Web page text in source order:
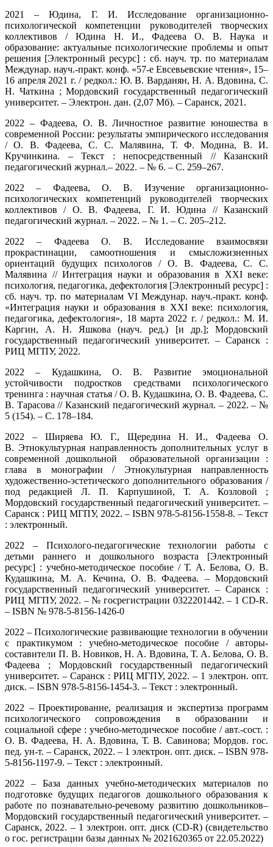
2021 – Юдина, Г. И. Исследование организационно-
психологической компетенции руководителей творческих
коллективов / Юдина Н. И., Фадеева О. В. Наука и
образование: актуальные психологические проблемы и опыт
решения [Электронный ресурс] : сб. науч. тр. по материалам
Междунар. науч.-практ. конф. «57-е Евсевьевские чтения», 15–
16 апреля 2021 г. / редкол.: Ю. В. Варданян, Н. А. Вдовина, С.
Н. Чаткина ; Мордовский государственный педагогический
университет. – Электрон. дан. (2,07 Мб). – Саранск, 2021.
2022 – Фадеева, О. В. Личностное развитие юношества в
современной России: результаты эмпирического исследования
/ О. В. Фадеева, С. С. Малявина, Т. Ф. Модина, В. И.
Кручинкина. – Текст : непосредственный // Казанский
педагогический журнал.– 2022. – № 6. – С. 259–267.
2022 – Фадеева, О. В. Изучение организационно-
психологических компетенций руководителей творческих
коллективов / О. В. Фадеева, Г. И. Юдина // Казанский
педагогический журнал. – 2022. – № 1. – С. 205–212.
2022 – Фадеева О. В. Исследование взаимосвязи
прокрастинации, самоотношения и смысложизненных
ориентаций будущих психологов / О. В. Фадеева, С. С.
Малявина // Интеграция науки и образования в XXI веке:
психология, педагогика, дефектология [Электронный ресурс] :
сб. науч. тр. по материалам VI Междунар. науч.-практ. конф.
«Интеграция науки и образования в XXI веке: психология,
педагогика, дефектология», 18 марта 2022 г. / редкол.: М. И.
Каргин, А. Н. Яшкова (науч. ред.) [и др.]; Мордовский
государственный педагогический университет. – Саранск :
РИЦ МГПУ, 2022.
2022 – Кудашкина, О. В. Развитие эмоциональной
устойчивости подростков средствами психологического
тренинга : научная статья / О. В. Кудашкина, О. В. Фадеева, С.
В. Тарасова // Казанский педагогический журнал. – 2022. – №
5 (154). – С. 178–184.
2022 – Ширяева Ю. Г., Щередина Н. И., Фадеева О.
В. Этнокультурная направленность дополнительных услуг в
современной дошкольной образовательной организации :
глава в монографии / Этнокультурная направленность
художественно-эстетического дополнительного образования /
под редакцией Л. П. Карпушиной, Т. А. Козловой ;
Мордовский государственный педагогический университет. –
Саранск : РИЦ МГПУ, 2022. – ISBN 978-5-8156-1558-8. – Текст
: электронный.
2022 – Психолого-педагогические технологии работы с
детьми раннего и дошкольного возраста [Электронный
ресурс] : учебно-методическое пособие / Т. А. Белова, О. В.
Кудашкина, М. А. Кечина, О. В. Фадеева. – Мордовский
государственный педагогический университет. – Саранск :
РИЦ МГПУ, 2022. – № госрегистрации 0322201442. – 1 CD-R.
– ISBN № 978-5-8156-1426-0
2022 – Психологические развивающие технологии в обучении
с практикумом : учебно-методическое пособие / авторы-
составители П. В. Новиков, Н. А. Вдовина, Т. А. Белова, О. В.
Фадеева ; Мордовский государственный педагогический
университет. – Саранск : РИЦ МГПУ, 2022. – 1 электрон. опт.
диск. – ISBN 978-5-8156-1454-3. – Текст : электронный.
2022 – Проектирование, реализация и экспертиза программ
психологического сопровождения в образовании и
социальной сфере : учебно-методическое пособие / авт.-сост. :
О. В. Фадеева, Н. А. Вдовина, Т. В. Савинова; Мордов. гос.
пед. ун-т. – Саранск, 2022. – 1 электрон. опт. диск. – ISBN 978-
5-8156-1197-9. – Текст : электронный.
2022 – База данных учебно-методических материалов по
подготовке будущих педагогов дошкольного образования к
работе по познавательно-речевому развитию дошкольников–
Мордовский государственный педагогический университет. –
Саранск, 2022. – 1 электрон. опт. диск (CD-R) (свидетельство
о гос. регистрации базы данных № 2021620365 от 22.05.2022)